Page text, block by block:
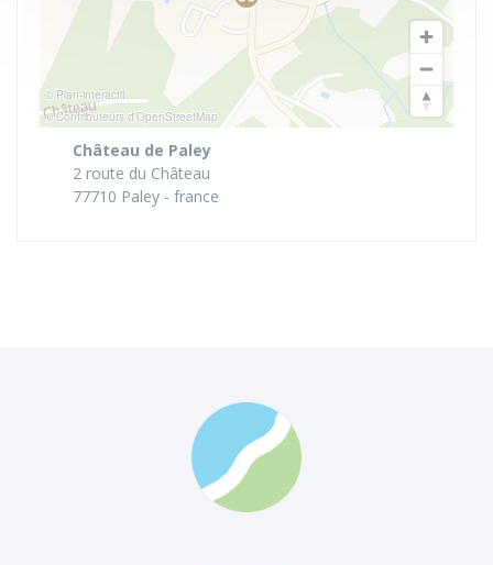
© Plan-interactif
© Contributeurs d'OpenStreetMap
Château de Paley
2 route du Château
77710 Paley - france